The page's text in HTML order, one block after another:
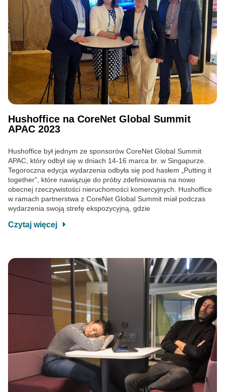
Hushoffice na CoreNet Global Summit
APAC 2023
Hushoffice był jednym ze sponsorów CoreNet Global Summit
APAC, który odbył się w dniach 14-16 marca br. w Singapurze.
Tegoroczna edycja wydarzenia odbyła się pod hasłem „Putting it
together”, które nawiązuje do próby zdefiniowania na nowo
obecnej rzeczywistości nieruchomości komercyjnych. Hushoffice
w ramach partnerstwa z CoreNet Global Summit miał podczas
wydarzenia swoją strefę ekspozycyjną, gdzie
Czytaj więcej